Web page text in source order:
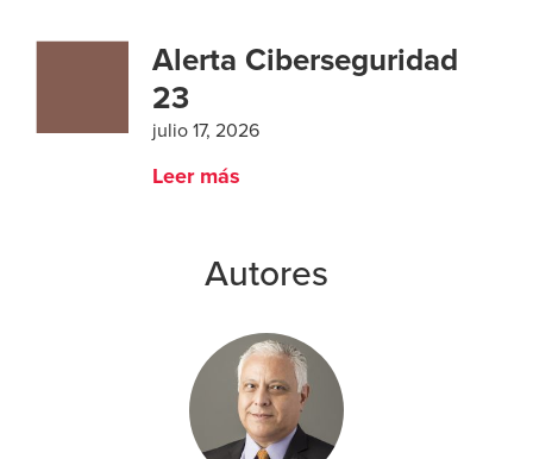
Alerta Ciberseguridad
23
julio 17, 2026
Leer más
Autores